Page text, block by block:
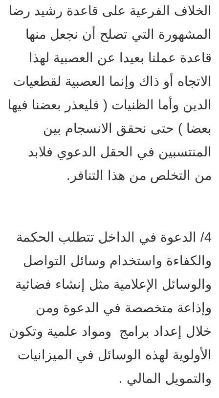
الخلاف الفرعية على قاعدة رشيد رضا
المشهورة التي تصلح أن نجعل منها
قاعدة عملنا بعيدا عن العصبية لهذا
الاتجاه أو ذاك وإنما العصبية لقطعيات
الدين وأما الظنيات ( فليعذر بعضنا فيها
بعضا ) حتى نحقق الانسجام بين
المنتسبين في الحقل الدعوي فلابد
من التخلص من هذا التنافر.
4/ الدعوة في الداخل تتطلب الحكمة
والكفاءة واستخدام وسائل التواصل
والوسائل الإعلامية مثل إنشاء فضائية
وإذاعة متخصصة في الدعوة ومن
خلال إعداد برامج ومواد علمية وتكون
الأولوية لهذه الوسائل في الميزانيات
والتمويل المالي .